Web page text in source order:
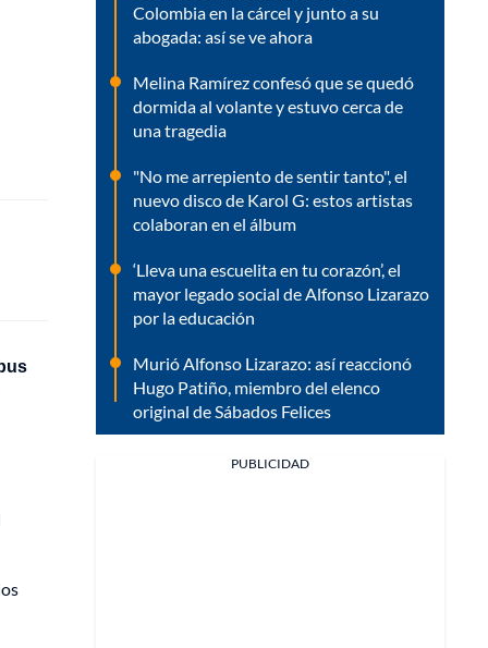
Colombia en la cárcel y junto a su
abogada: así se ve ahora
Melina Ramírez confesó que se quedó
dormida al volante y estuvo cerca de
una tragedia
"No me arrepiento de sentir tanto", el
nuevo disco de Karol G: estos artistas
colaboran en el álbum
‘Lleva una escuelita en tu corazón’, el
mayor legado social de Alfonso Lizarazo
por la educación
Murió Alfonso Lizarazo: así reaccionó
Hugo Patiño, miembro del elenco
original de Sábados Felices
PUBLICIDAD